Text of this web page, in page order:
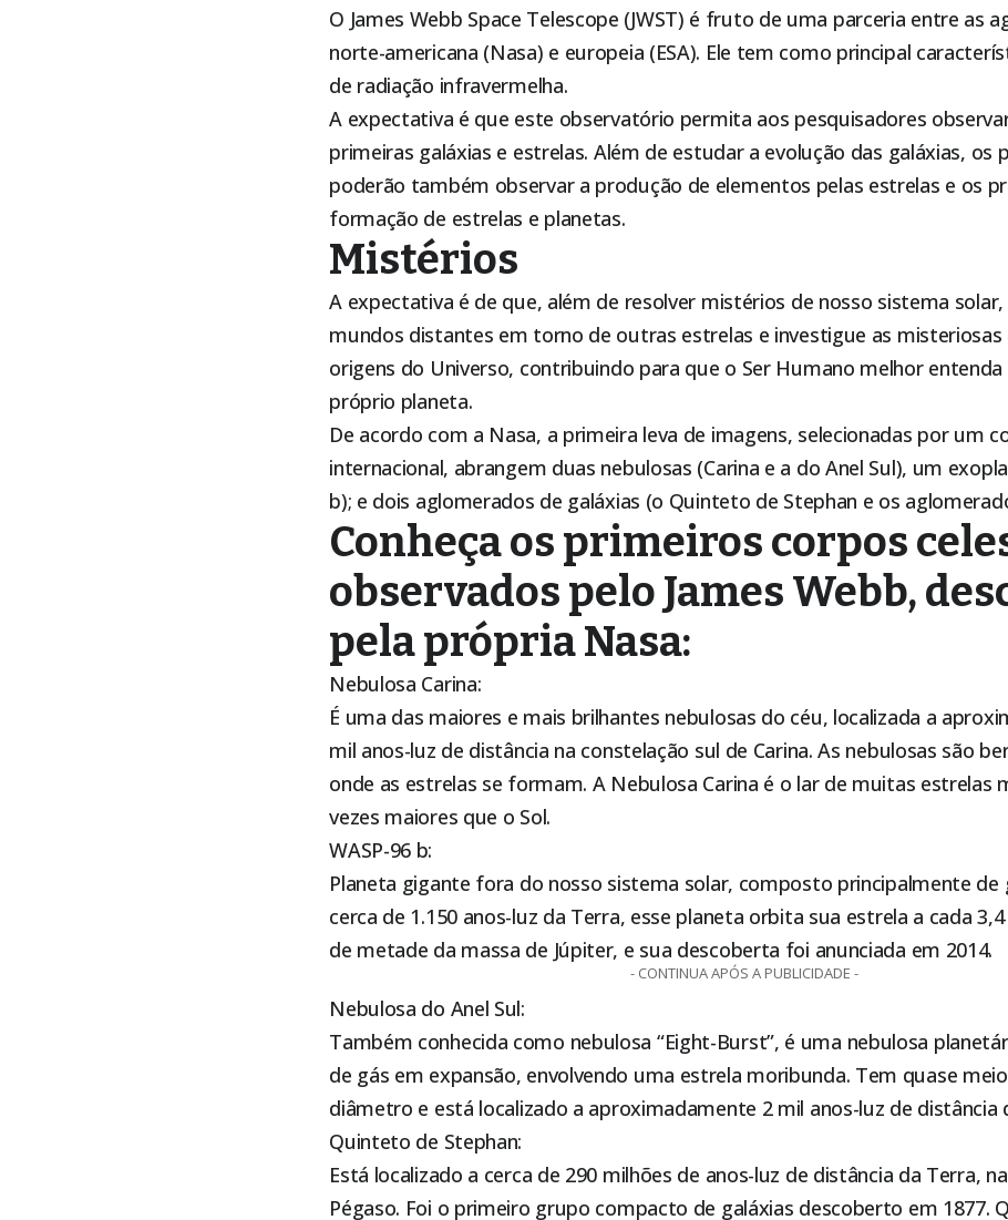
O James Webb Space Telescope (JWST) é fruto de uma parceria entre as
norte-americana (Nasa) e europeia (ESA). Ele tem como principal
de radiação infravermelha.
A expectativa é que este observatório permita aos pesquisadores
primeiras galáxias e estrelas. Além de estudar a evolução das galáxias, os
poderão também observar a produção de elementos pelas estrelas e os
formação de estrelas e planetas.
Mistérios
A expectativa é de que, além de resolver mistérios de nosso sistema solar,
mundos distantes em torno de outras estrelas e investigue as
origens do Universo, contribuindo para que o Ser Humano melhor
próprio planeta.
De acordo com a Nasa, a primeira leva de imagens, selecionadas por um
internacional, abrangem duas nebulosas (Carina e a do Anel Sul), um
b); e dois aglomerados de galáxias (o Quinteto de Stephan e os
Conheça os primeiros corpos
observados pelo James Webb,
pela própria Nasa:
Nebulosa Carina:
É uma das maiores e mais brilhantes nebulosas do céu, localizada a
mil anos-luz de distância na constelação sul de Carina. As nebulosas são
onde as estrelas se formam. A Nebulosa Carina é o lar de muitas estrelas
vezes maiores que o Sol.
WASP-96 b:
Planeta gigante fora do nosso sistema solar, composto principalmente de
cerca de 1.150 anos-luz da Terra, esse planeta orbita sua estrela a cada
de metade da massa de Júpiter, e sua descoberta foi anunciada em 2014.
- CONTINUA APÓS A PUBLICIDADE -
Nebulosa do Anel Sul:
Também conhecida como nebulosa “Eight-Burst”, é uma nebulosa
de gás em expansão, envolvendo uma estrela moribunda. Tem quase
diâmetro e está localizado a aproximadamente 2 mil anos-luz de distância
Quinteto de Stephan:
Está localizado a cerca de 290 milhões de anos-luz de distância da Terra,
Pégaso. Foi o primeiro grupo compacto de galáxias descoberto em 1877.